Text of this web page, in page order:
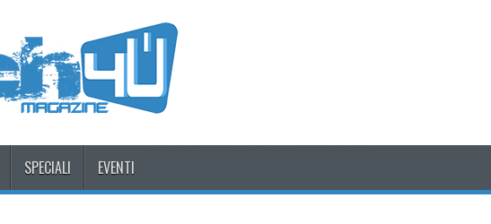
SPECIALI EVENTI